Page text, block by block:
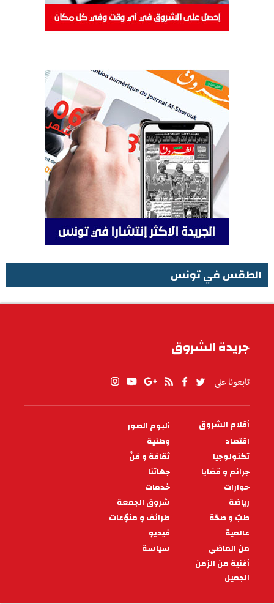
الطقس في تونس
جريدة الشروق
تابعونا على
PIED
DE
PAGE
أقلام الشروق
ألبوم الصور
اقتصاد
وطنية
تكنولوجيا
ثقافة و فنّ
جرائم و قضايا
جهاتنا
حوارات
خدمات
رياضة
شروق الجمعة
طبّ و صحّة
طرائف و منوّعات
عالمية
فيديو
من الماضي
سياسة
أغنية من الزمن
الجميل